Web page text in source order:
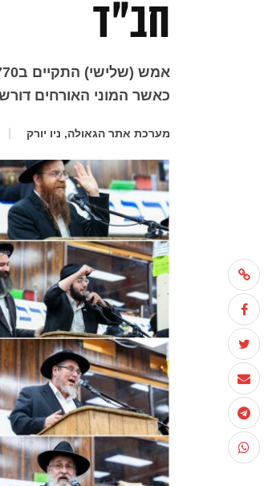
חב"ד
כאשר המוני האורחים
מערכת אתר הגאולה, ניו יורק